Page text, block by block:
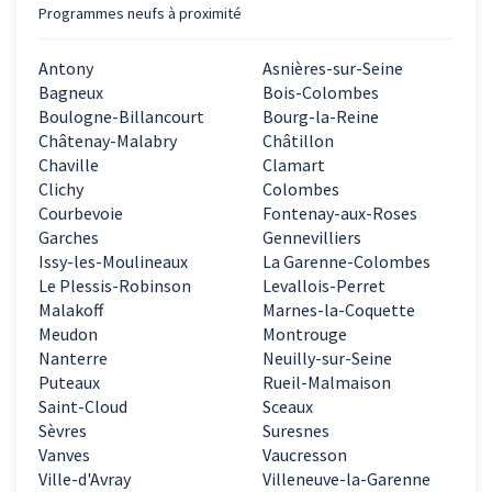
Programmes neufs à proximité
Antony
Asnières-sur-Seine
Bagneux
Bois-Colombes
Boulogne-Billancourt
Bourg-la-Reine
Châtenay-Malabry
Châtillon
Chaville
Clamart
Clichy
Colombes
Courbevoie
Fontenay-aux-Roses
Garches
Gennevilliers
Issy-les-Moulineaux
La Garenne-Colombes
Le Plessis-Robinson
Levallois-Perret
Malakoff
Marnes-la-Coquette
Meudon
Montrouge
Nanterre
Neuilly-sur-Seine
Puteaux
Rueil-Malmaison
Saint-Cloud
Sceaux
Sèvres
Suresnes
Vanves
Vaucresson
Ville-d'Avray
Villeneuve-la-Garenne